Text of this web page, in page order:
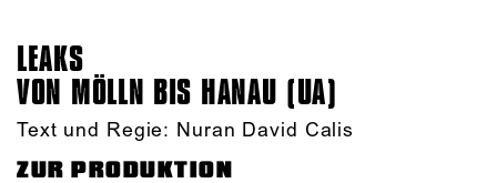
LEAKS
VON MÖLLN BIS HANAU (UA)
Text und Regie: Nuran David Calis
ZUR PRODUKTION